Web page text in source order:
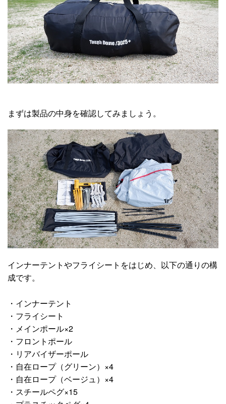
まずは製品の中身を確認してみましょう。
インナーテントやフライシートをはじめ、以下の通りの構
成です。
・インナーテント
・フライシート
・メインポール×2
・フロントポール
・リアバイザーポール
・自在ロープ（グリーン）×4
・自在ロープ（ベージュ）×4
・スチールペグ×15